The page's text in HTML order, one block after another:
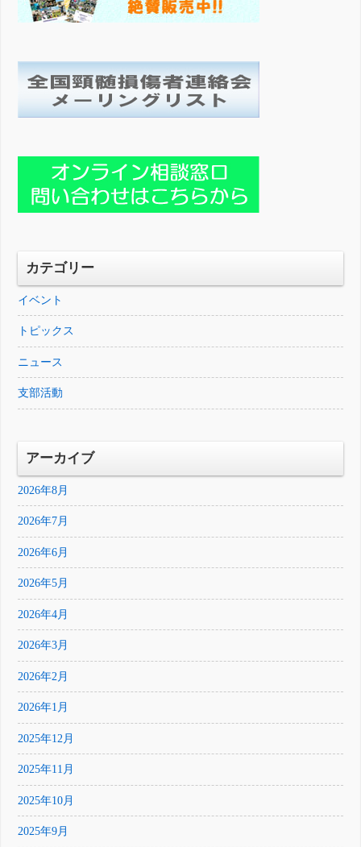
カテゴリー
イベント
トピックス
ニュース
支部活動
アーカイブ
2026年8月
2026年7月
2026年6月
2026年5月
2026年4月
2026年3月
2026年2月
2026年1月
2025年12月
2025年11月
2025年10月
2025年9月